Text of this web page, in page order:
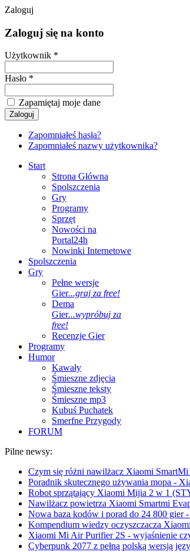
Zaloguj
Zaloguj się na konto
Użytkownik *
Hasło *
Zapamiętaj moje dane
Zapomniałeś hasła?
Zapomniałeś nazwy użytkownika?
Start
Strona Główna
Spolszczenia
Gry
Programy
Sprzęt
Nowości na
Portal24h
Nowinki Internetowe
Spolszczenia
Gry
Pełne wersje
Gier...graj za free!
Dema
Gier...wypróbuj za
free!
Recenzje Gier
Programy
Humor
Kawały
Śmieszne zdjęcia
Śmieszne teksty
Śmieszne mp3
Kubuś Puchatek
Smerfne Przygody
FORUM
Pilne newsy:
Czym się różni nawilżacz Xiaomi
Poradnik skutecznego używania mopa -
Robot sprzątający Xiaomi Mijia 2 w 1
Nawilżacz powietrza Xiaomi Smartmi
Nowa baza kodów i porad do 24 800 gier
Kompendium wiedzy oczyszczacza
Xiaomi Mi Air Purifier 2S - wyjaśnienie
Cyberpunk 2077 z pełną polską wersją